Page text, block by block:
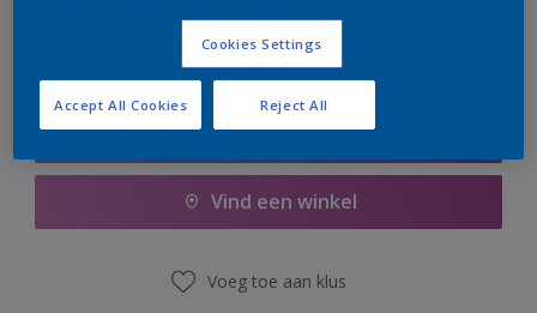
Boodschappenlijst
Vind een winkel
Voeg toe aan klus
Cookies Settings
Reject All
Accept All Cookies